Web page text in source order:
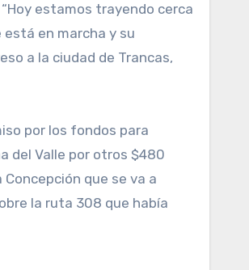
estamos trayendo cerca
está en marcha y su
a la ciudad de Trancas,
por los fondos para
del Valle por otros $480
que se va a
la ruta 308 que había